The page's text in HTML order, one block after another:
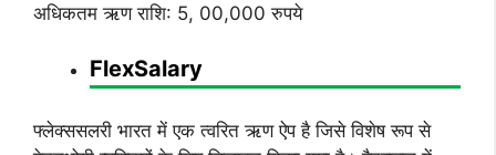
अधिकतम ऋण राशि: 5, 00,000 रुपये
FlexSalary
फ्लेक्ससलरी भारत में एक त्वरित ऋण ऐप है जिसे विशेष रूप से